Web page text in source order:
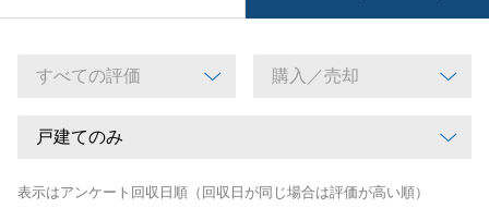
表示はアンケート回収日順（回収日が同じ場合は評価が高い順）